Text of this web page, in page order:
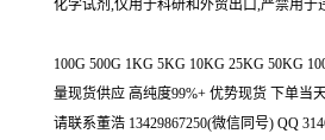
化学试剂,仅用于科研和外贸出口,严禁用于
100G 500G 1KG 5KG 10KG 25KG 50KG
量现货供应 高纯度99%+ 优势现货 下单当
请联系董浩 13429867250(微信同号) QQ